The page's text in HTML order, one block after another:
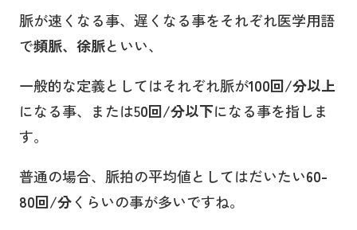
脈が速くなる事、遅くなる事をそれぞれ医学用語
で頻脈、徐脈といい、
一般的な定義としてはそれぞれ脈が100回/分以上
になる事、または50回/分以下になる事を指しま
す。
普通の場合、脈拍の平均値としてはだいたい60-
80回/分くらいの事が多いですね。